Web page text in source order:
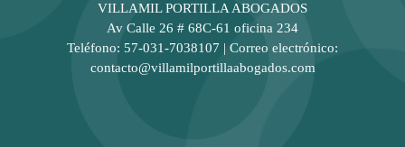
VILLAMIL PORTILLA ABOGADOS
Av Calle 26 # 68C-61 oficina 234
Teléfono: 57-031-7038107 | Correo electrónico:
contacto@villamilportillaabogados.com